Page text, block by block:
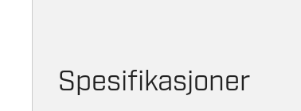
Spesifikasjoner